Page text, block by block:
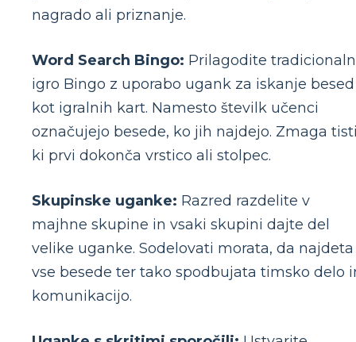
nagrado ali priznanje.
Word Search Bingo: Prilagodite
igro Bingo z uporabo ugank za iskanje besed
kot igralnih kart. Namesto številk učenci
označujejo besede, ko jih najdejo. Zmaga
ki prvi dokonča vrstico ali stolpec.
Skupinske uganke: Razred razdelite v
majhne skupine in vsaki skupini dajte del
velike uganke. Sodelovati morata, da najdeta
vse besede ter tako spodbujata timsko delo
komunikacijo.